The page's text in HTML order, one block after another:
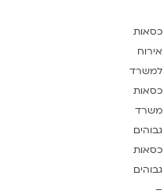
כסאות
אירוח
למשרד
כסאות
משרד
גבוהים
כסאות
גבוהים
–